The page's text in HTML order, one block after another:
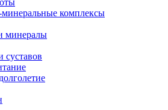
комплексы
минералы
суставов